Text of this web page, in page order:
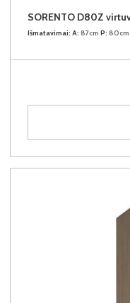
Išmatavimai: A: 87cm P: 80cm